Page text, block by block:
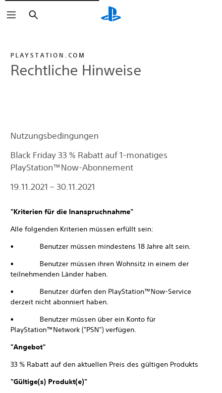
Suchen
PLAYSTATION.COM
Rechtliche Hinweise
Nutzungsbedingungen
Black Friday 33 % Rabatt auf 1-monatiges
PlayStation™Now-Abonnement
19.11.2021 – 30.11.2021
"Kriterien für die Inanspruchnahme"
Alle folgenden Kriterien müssen erfüllt sein:
• Benutzer müssen mindestens 18 Jahre alt sein.
• Benutzer müssen ihren Wohnsitz in einem der
teilnehmenden Länder haben.
• Benutzer dürfen den PlayStation™Now-Service
derzeit nicht abonniert haben.
• Benutzer müssen über ein Konto für
PlayStation™Network ("PSN") verfügen.
"Angebot"
33 % Rabatt auf den aktuellen Preis des gültigen Produkts
"Gültige(s) Produkt(e)"